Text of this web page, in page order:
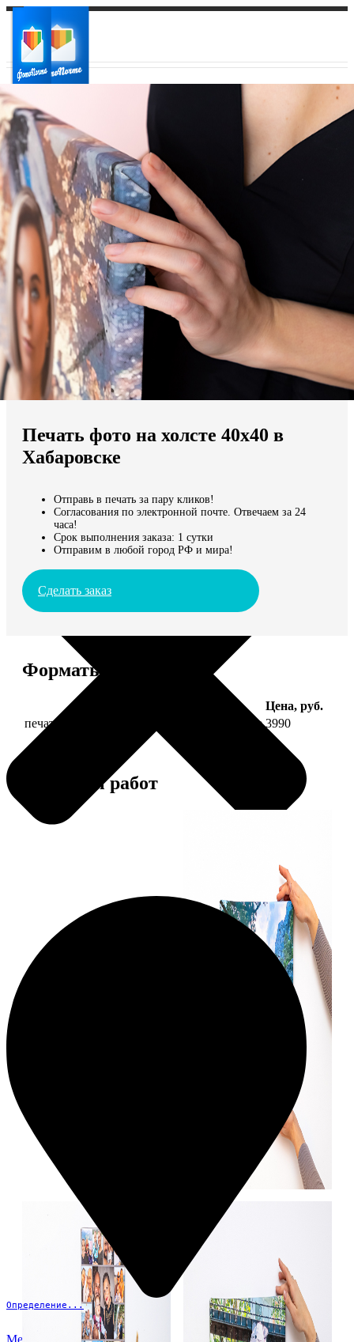
Ваш город:
Ваш регион доставки
Выберите из списка:
Мы доставляем по всему миру
Продолжить без города
Определение...
Меню
Печать фото на холсте 40х40 в
Хабаровске
Отправь в печать за пару кликов!
Согласования по электронной почте. Отвечаем за 24
часа!
Срок выполнения заказа: 1 сутки
Отправим в любой город РФ и мира!
Сделать заказ
Форматы и цены
Цена, руб.
печать фото на холсте 40х40 на подрамнике 3990
Примеры работ